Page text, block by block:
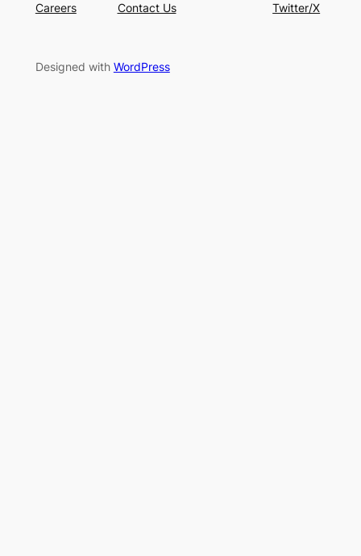
Careers
Contact Us
Twitter/X
Designed with WordPress